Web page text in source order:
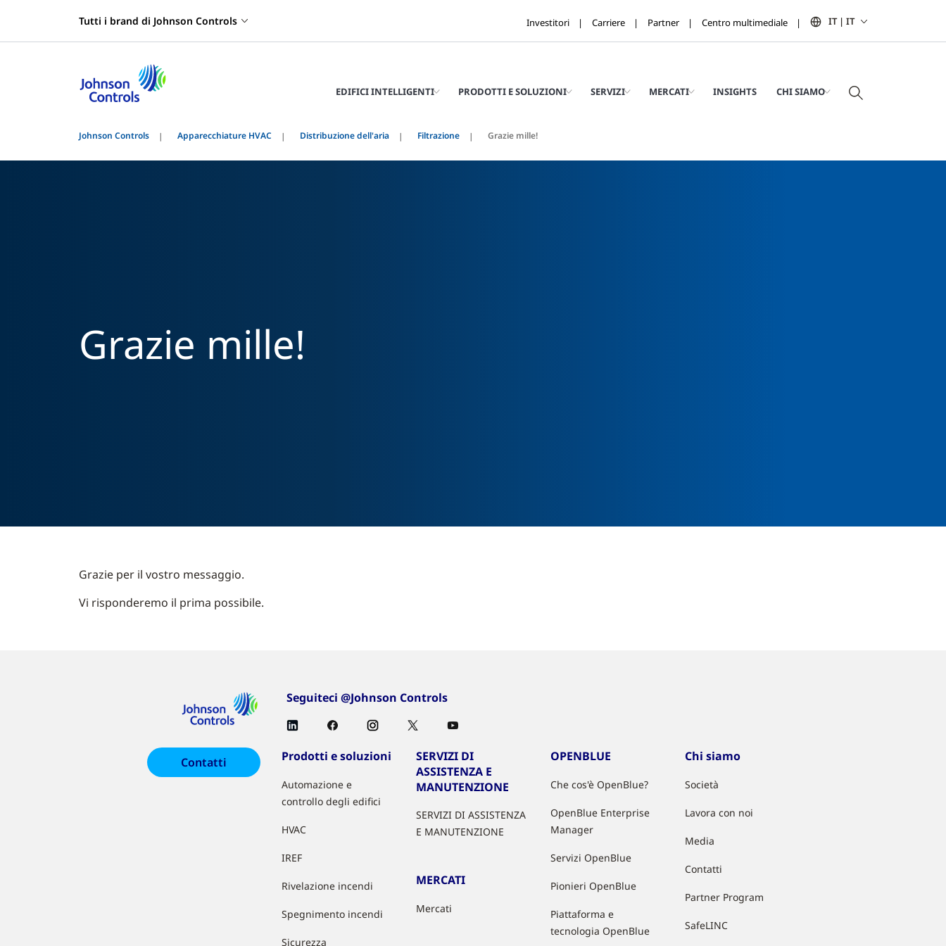
Tutti i brand di Johnson Controls Investitori Carriere Partner Centro multimediale IT | IT
EDIFICI INTELLIGENTI PRODOTTI E SOLUZIONI SERVIZI MERCATI INSIGHTS CHI SIAMO
Johnson Controls Apparecchiature HVAC Distribuzione dell'aria Filtrazione Grazie mille!
Grazie mille!
Grazie per il vostro messaggio.
Vi risponderemo il prima possibile.
Seguiteci @Johnson Controls
Contatti Prodotti e soluzioni
Automazione e
controllo degli edifici
HVAC
IREF
Rivelazione incendi
Spegnimento incendi
Sicurezza
SERVIZI DI
ASSISTENZA E
MANUTENZIONE
SERVIZI DI ASSISTENZA
E MANUTENZIONE
MERCATI
Mercati
OPENBLUE
Che cos'è OpenBlue?
OpenBlue Enterprise
Manager
Servizi OpenBlue
Pionieri OpenBlue
Piattaforma e
tecnologia OpenBlue
Chi siamo
Società
Lavora con noi
Media
Contatti
Partner Program
SafeLINC